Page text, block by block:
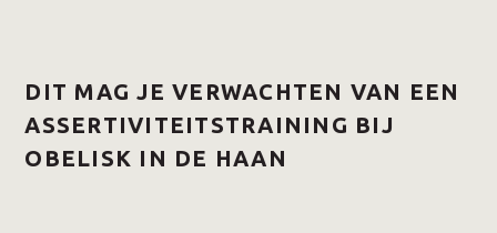
DIT MAG JE VERWACHTEN VAN EEN
ASSERTIVITEITSTRAINING BIJ
OBELISK IN DE HAAN